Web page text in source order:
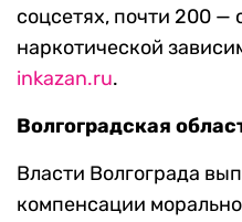
соцсетях, почти 200 —
наркотической
inkazan.ru.
Волгоградская
Власти Волгограда
компенсации